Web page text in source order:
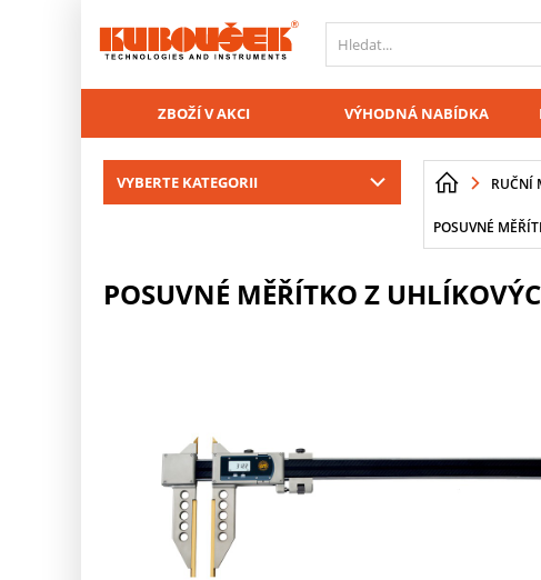
ZBOŽÍ V AKCI VÝHODNÁ NABÍDKA
VYBERTE KATEGORII RUČNÍ
POSUVNÉ
POSUVNÉ MĚŘÍTKO Z